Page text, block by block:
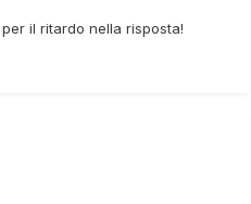
il ritardo nella risposta!